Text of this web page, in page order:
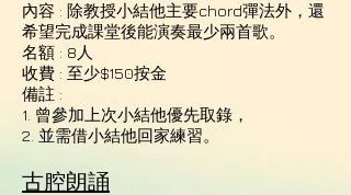
內容 : 除教授小結他主要chord彈法外，還
希望完成課堂後能演奏最少兩首歌。
名額 : 8人
收費 : 至少$150按金
備註 :
1. 曾參加上次小結他優先取錄，
2. 並需借小結他回家練習。
古腔朗誦